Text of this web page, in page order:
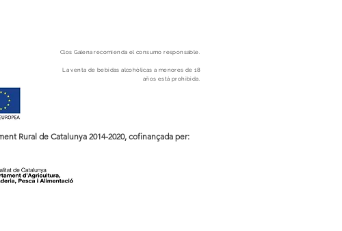
Clos Galena recomienda el consumo responsable.
La venta de bebidas alcohólicas a menores de 18
años está prohibida.
Rural de Catalunya 2014-2020, cofinançada per: